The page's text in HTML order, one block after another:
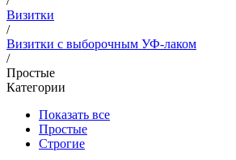
Визитки
/
Визитки с выборочным УФ-лаком
/
Простые
Категории
Показать все
Простые
Строгие